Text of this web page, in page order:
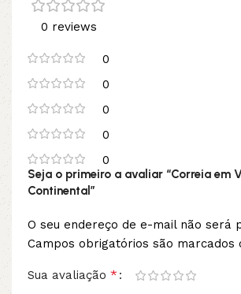
0 reviews
0
0
0
0
0
Seja o primeiro a avaliar “Correia em
Continental”
O seu endereço de e-mail não será
Campos obrigatórios são marcados
Sua avaliação *